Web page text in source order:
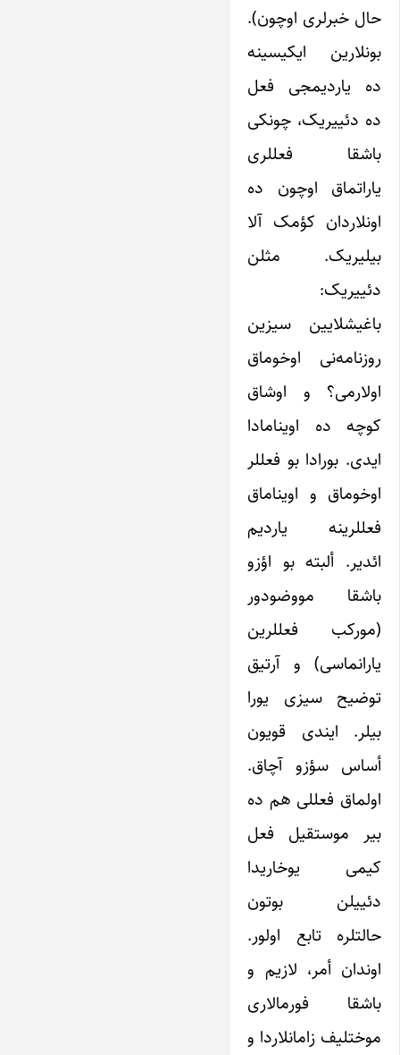
حال خبرلری اوچون).
بونلارین ایکیسینه
ده یاردیمجی فعل
ده دئییریک، چونکی
باشقا فعللری
یاراتماق اوچون ده
اونلاردان کؤمک آلا
بیلیریک. مثلن
دئییریک:
باغیشلایین سیزین
روزنامه‌نی اوخوماق
اولارمی؟ و اوشاق
کوچه ده اوینامادا
ایدی. بورادا بو فعللر
اوخوماق و اویناماق
فعللرینه یاردیم
ائدیر. ألبته بو اؤزو
باشقا مووضودور
(مورکب فعللرین
یارانماسی) و آرتیق
توضیح سیزی یورا
بیلر. ایندی قویون
أساس سؤزو آچاق.
اولماق فعللی هم ده
بیر موستقیل فعل
کیمی یوخاریدا
دئییلن بوتون
حالتلره تابع اولور.
اوندان أمر، لازیم و
باشقا فورمالاری
موختلیف زامانلاردا و